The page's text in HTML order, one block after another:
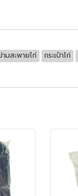
ามสะพายไก่ กระเป๋าไก่